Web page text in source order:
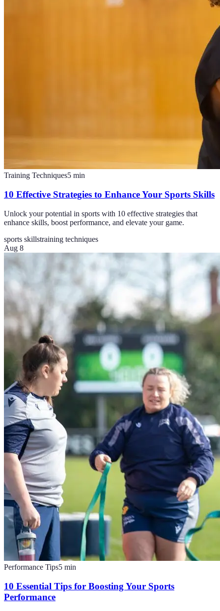
Training Techniques5 min
10 Effective Strategies to Enhance Your Sports Skills
Unlock your potential in sports with 10 effective strategies that
enhance skills, boost performance, and elevate your game.
sports skillstraining techniques
Aug 8
Performance Tips5 min
10 Essential Tips for Boosting Your Sports
Performance